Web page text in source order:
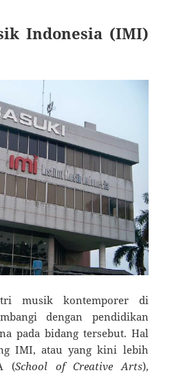
Indonesia (IMI)
musik kontemporer di
dengan pendidikan
pada bidang tersebut. Hal
IMI, atau yang kini lebih
(School of Creative Arts),